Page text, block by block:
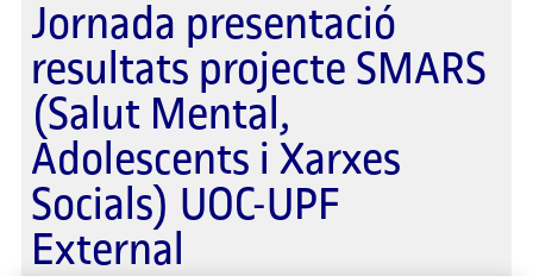
Jornada presentació
resultats projecte SMARS
(Salut Mental,
Adolescents i Xarxes
Socials) UOC-UPF
External